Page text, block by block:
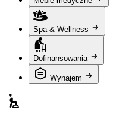
Spa & Wellness
Dofinansowania
Wynajem